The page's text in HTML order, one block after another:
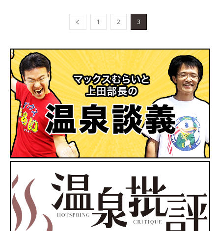
1 2 3